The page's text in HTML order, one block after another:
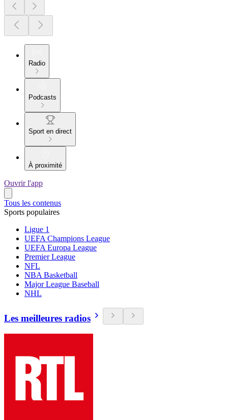
Radio
Podcasts
Sport en direct
À proximité
Ouvrir l'app
Tous les contenus
Sports populaires
Ligue 1
UEFA Champions League
UEFA Europa League
Premier League
NFL
NBA Basketball
Major League Baseball
NHL
Les meilleures radios